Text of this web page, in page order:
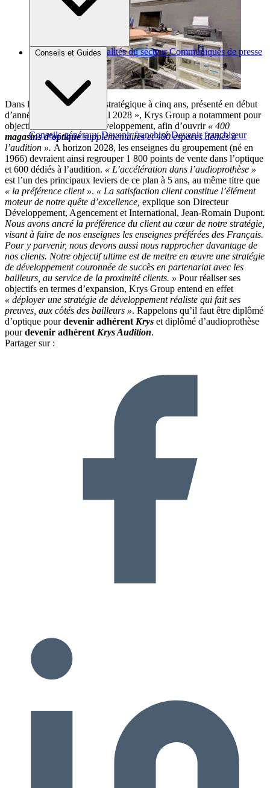
Brèves et actus Actualités du secteur Communiqués de presse
Conseils et Guides
Conseils généraux Devenir franchisé Devenir franchiseur
Dans le cadre de son plan stratégique à cinq ans, présenté en début
d’année et baptisé « Krystal 2028 », Krys Group a notamment pour
objectif d’accélérer son développement, afin d’ouvrir « 400
magasins d’optiquesupplémentaires et 400 espaces dédiés à
l’audition ». A horizon 2028, les enseignes du groupement (né en
1966) devraient ainsi regrouper 1 800 points de vente dans l’optique
et 600 dédiés à l’audition. « L’accélération dans l’audioprothèse »
est l’un des principaux leviers de ce plan à 5 ans, au même titre que
« la préférence client ». « La satisfaction client constitue l’élément
moteur de notre quête d’excellence, explique son Directeur
Développement, Agencement et International, Jean-Romain Dupont.
Nous avons ancré la préférence du client au cœur de notre stratégie,
visant à faire de nos enseignes les enseignes préférées des Français.
Pour y parvenir, nous devons aussi nous rapprocher davantage de
nos clients. Notre objectif ultime est de mettre en œuvre une stratégie
de développement couronnée de succès en partenariat avec les
bailleurs, au service de la proximité clients. » Pour réaliser ses
objectifs en termes d’expansion, Krys Group entend en effet
« déployer une stratégie de développement réaliste qui fait ses
preuves, aux côtés des bailleurs ». Rappelons qu’il faut être diplômé
d’optique pourdevenir adhérent Krys et diplômé d’audioprothèse
pourdevenir adhérent Krys Audition.
Partager sur :